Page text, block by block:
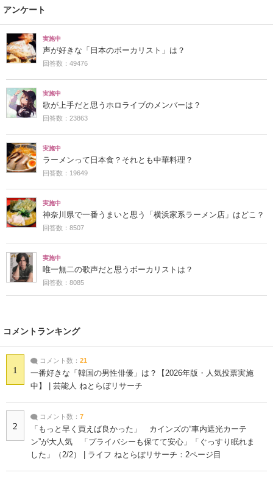
アンケート
実施中
声が好きな「日本のボーカリスト」は？
回答数：49476
実施中
歌が上手だと思うホロライブのメンバーは？
回答数：23863
実施中
ラーメンって日本食？それとも中華料理？
回答数：19649
実施中
神奈川県で一番うまいと思う「横浜家系ラーメン店」はどこ？
回答数：8507
実施中
唯一無二の歌声だと思うボーカリストは？
回答数：8085
コメントランキング
1
コメント数： 21
一番好きな「韓国の男性俳優」は？【2026年版・人気投票実施
中】 | 芸能人 ねとらぼリサーチ
2
コメント数： 7
「もっと早く買えば良かった」 カインズの“車内遮光カーテ
ン”が大人気 「プライバシーも保てて安心」「ぐっすり眠れま
した」（2/2） | ライフ ねとらぼリサーチ：2ページ目